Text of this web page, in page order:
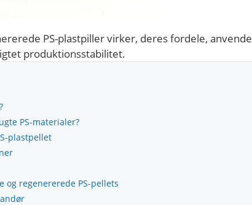
PS-plastpiller virker, deres fordele,
produktionsstabilitet.
PS-materialer?
plastpellet
regenererede PS-pellets